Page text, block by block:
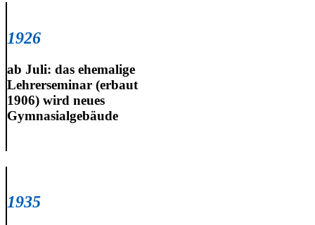
1926
ab Juli: das ehemalige
Lehrerseminar (erbaut
1906) wird neues
Gymnasialgebäude
1935